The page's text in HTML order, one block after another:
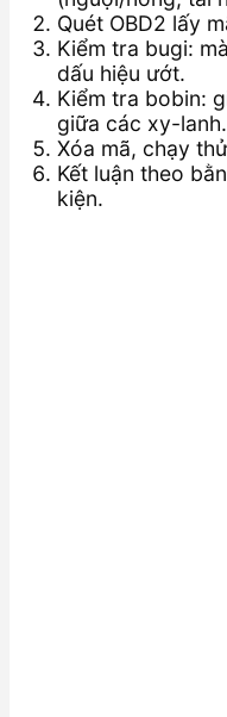
Quét OBD2 lấy
Kiểm tra bugi:
dấu hiệu ướt.
Kiểm tra bobin:
giữa các xy-lanh.
Xóa mã, chạy
Kết luận theo
kiện.